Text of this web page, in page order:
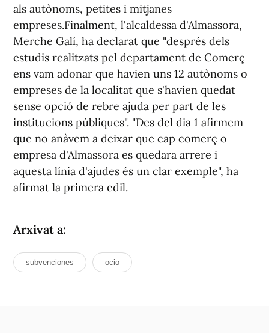
als autònoms, petites i mitjanes
empreses.Finalment, l'alcaldessa d'Almassora,
Merche Galí, ha declarat que "després dels
estudis realitzats pel departament de Comerç
ens vam adonar que havien uns 12 autònoms o
empreses de la localitat que s'havien quedat
sense opció de rebre ajuda per part de les
institucions públiques". "Des del dia 1 afirmem
que no anàvem a deixar que cap comerç o
empresa d'Almassora es quedara arrere i
aquesta línia d'ajudes és un clar exemple", ha
afirmat la primera edil.
Arxivat a:
subvenciones ocio